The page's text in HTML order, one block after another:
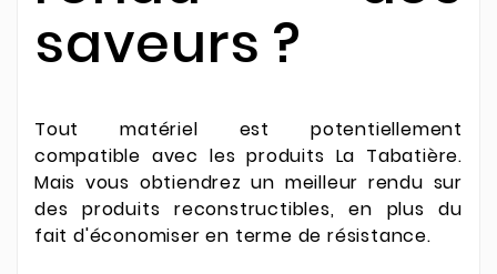
saveurs ?
Tout matériel est potentiellement
compatible avec les produits La Tabatière.
Mais vous obtiendrez un meilleur rendu sur
des produits reconstructibles, en plus du
fait d'économiser en terme de résistance.